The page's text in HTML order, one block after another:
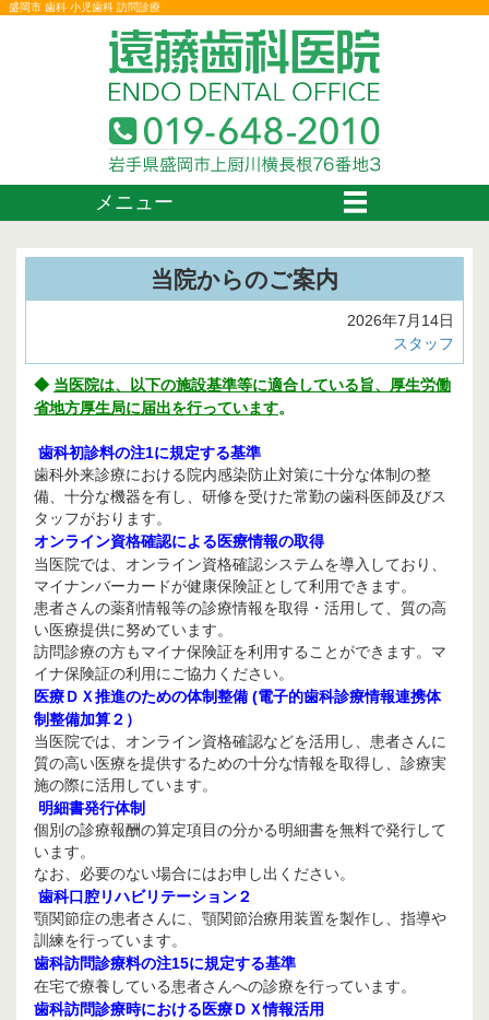
盛岡市 歯科 小児歯科 訪問診療
メニュー
当院からのご案内
2026年7月14日
スタッフ
◆ 当医院は、以下の施設基準等に適合している旨、厚生労働
省地方厚生局に届出を行っています。
歯科初診料の注1に規定する基準
歯科外来診療における院内感染防止対策に十分な体制の整
備、十分な機器を有し、研修を受けた常勤の歯科医師及びス
タッフがおります。
オンライン資格確認による医療情報の取得
当医院では、オンライン資格確認システムを導入しており、
マイナンバーカードが健康保険証として利用できます。
患者さんの薬剤情報等の診療情報を取得・活用して、質の高
い医療提供に努めています。
訪問診療の方もマイナ保険証を利用することができます。マ
イナ保険証の利用にご協力ください。
医療ＤＸ推進のための体制整備 (電子的歯科診療情報連携体
制整備加算２）
当医院では、オンライン資格確認などを活用し、患者さんに
質の高い医療を提供するための十分な情報を取得し、診療実
施の際に活用しています。
明細書発行体制
個別の診療報酬の算定項目の分かる明細書を無料で発行して
います。
なお、必要のない場合にはお申し出ください。
歯科口腔リハビリテーション２
顎関節症の患者さんに、顎関節治療用装置を製作し、指導や
訓練を行っています。
歯科訪問診療料の注15に規定する基準
在宅で療養している患者さんへの診療を行っています。
歯科訪問診療時における医療ＤＸ情報活用